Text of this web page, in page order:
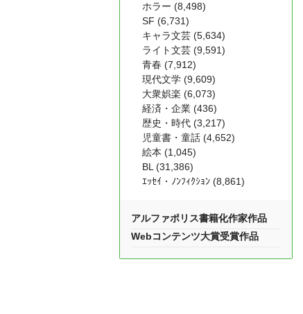
ホラー (8,498)
SF (6,731)
キャラ文芸 (5,634)
ライト文芸 (9,591)
青春 (7,912)
現代文学 (9,609)
大衆娯楽 (6,073)
経済・企業 (436)
歴史・時代 (3,217)
児童書・童話 (4,652)
絵本 (1,045)
BL (31,386)
ｴｯｾｲ・ﾉﾝﾌｨｸｼｮﾝ (8,861)
アルファポリス書籍化作家作品
Webコンテンツ大賞受賞作品